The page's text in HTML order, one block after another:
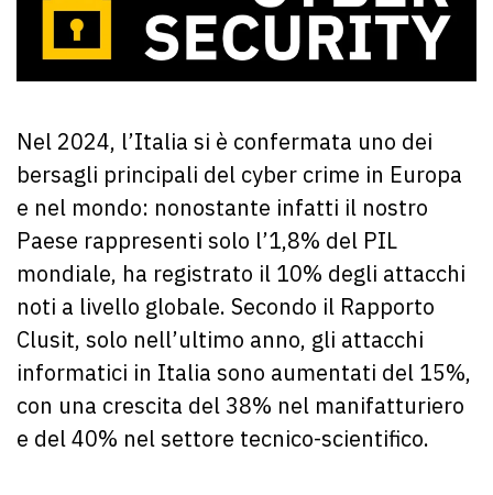
Nel 2024, l’Italia si è confermata uno dei
bersagli principali del cyber crime in Europa
e nel mondo: nonostante infatti il nostro
Paese rappresenti solo l’1,8% del PIL
mondiale, ha registrato il 10% degli attacchi
noti a livello globale. Secondo il Rapporto
Clusit, solo nell’ultimo anno, gli attacchi
informatici in Italia sono aumentati del 15%,
con una crescita del 38% nel manifatturiero
e del 40% nel settore tecnico-scientifico.